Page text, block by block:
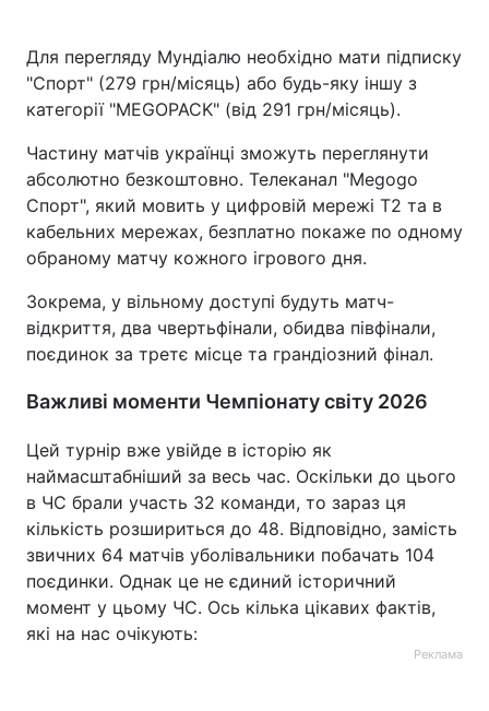
Для перегляду Мундіалю необхідно мати підписку
"Спорт" (279 грн/місяць) або будь-яку іншу з
категорії "MEGOPACK" (від 291 грн/місяць).
Частину матчів українці зможуть переглянути
абсолютно безкоштовно. Телеканал "Megogo
Спорт", який мовить у цифровій мережі Т2 та в
кабельних мережах, безплатно покаже по одному
обраному матчу кожного ігрового дня.
Зокрема, у вільному доступі будуть матч-
відкриття, два чвертьфінали, обидва півфінали,
поєдинок за третє місце та грандіозний фінал.
Важливі моменти Чемпіонату світу 2026
Цей турнір вже увійде в історію як
наймасштабніший за весь час. Оскільки до цього
в ЧС брали участь 32 команди, то зараз ця
кількість розшириться до 48. Відповідно, замість
звичних 64 матчів уболівальники побачать 104
поєдинки. Однак це не єдиний історичний
момент у цьому ЧС. Ось кілька цікавих фактів,
які на нас очікують:
Реклама